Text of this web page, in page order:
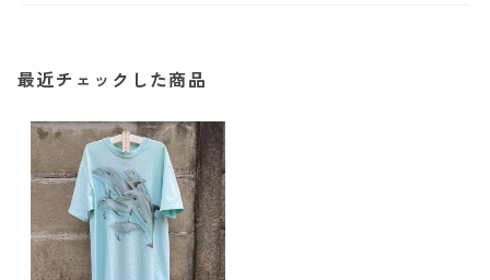
最近チェックした商品